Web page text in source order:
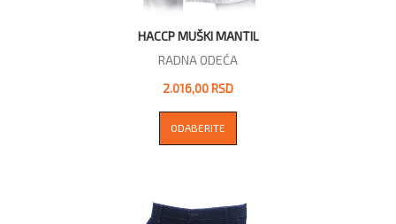
HACCP MUŠKI MANTIL
RADNA ODEĆA
2.016,00 RSD
ODABERITE